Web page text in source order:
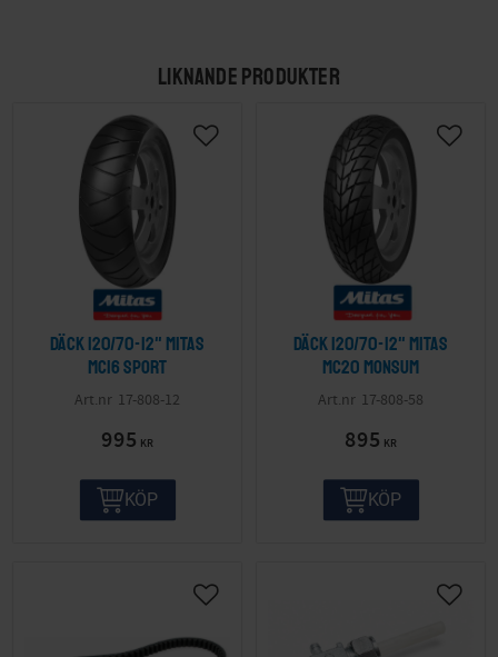
LIKNANDE PRODUKTER
Däck 120/70-12" Mitas
MC16 Sport
17-808-12
995 KR
KÖP
Däck 120/70-12" Mitas
MC20 Monsum
17-808-58
895 KR
KÖP